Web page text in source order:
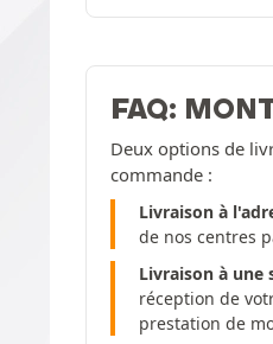
FAQ:
Deux options de
commande :
Livraison à
de nos centres
Livraison à une
réception de
prestation de